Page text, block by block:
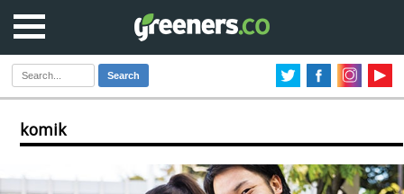
Search
komik